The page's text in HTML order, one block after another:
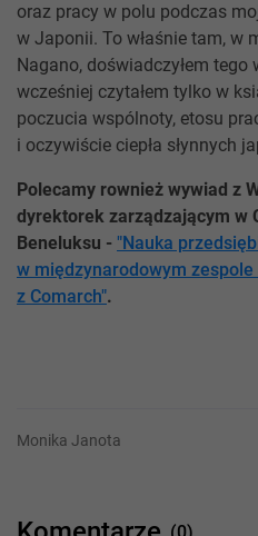
oraz pracy w polu podczas
w Japonii. To właśnie tam, w
Nagano, doświadczyłem tego
wcześniej czytałem tylko w
poczucia wspólnoty, etosu
i oczywiście ciepła słynnych
Polecamy rownież wywiad z
dyrektorek zarządzającym w
Beneluksu - "Nauka
w międzynarodowym
z Comarch".
Monika Janota
(0)